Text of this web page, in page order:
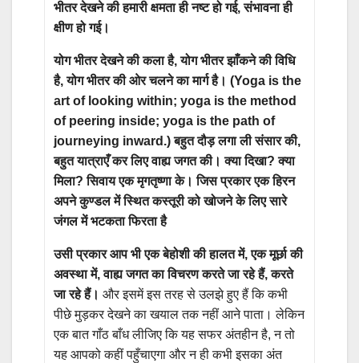
भीतर देखने की हमारी क्षमता ही नष्ट हो गई, संभावना ही
क्षीण हो गई।
योग भीतर देखने की कला है, योग भीतर झाँकने की विधि
है, योग भीतर की ओर चलने का मार्ग है। (Yoga is the
art of looking within; yoga is the method
of peering inside; yoga is the path of
journeying inward.) बहुत दौड़ लगा ली संसार की,
बहुत यात्राएँ कर लिए वाह्य जगत की। क्या दिखा? क्या
मिला? सिवाय एक मृगतृष्णा के। जिस प्रकार एक हिरन
अपने कुण्डल में स्थित कस्तूरी को खोजने के लिए सारे
जंगल में भटकता फिरता है
उसी प्रकार आप भी एक बेहोशी की हालत में, एक मूर्छा की
अवस्था में, वाह्य जगत का विचरण करते जा रहे हैं, करते
जा रहे हैं। और इसमें इस तरह से उलझे हुए हैं कि कभी
पीछे मुड़कर देखने का खयाल तक नहीं आने पाता। लेकिन
एक बात गाँठ बाँध लीजिए कि यह सफर अंतहीन है, न तो
यह आपको कहीं पहुँचाएगा और न ही कभी इसका अंत